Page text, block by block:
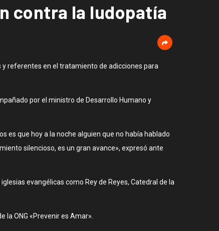
contra la ludopatía
y referentes en el tratamiento de adicciones para
por el ministro de Desarrollo Humano y
es que hoy a la noche alguien que no había hablado
silencioso, es un gran avance», expresó ante
evangélicas como Rey de Reyes, Catedral de la
ONG «Prevenir es Amar».